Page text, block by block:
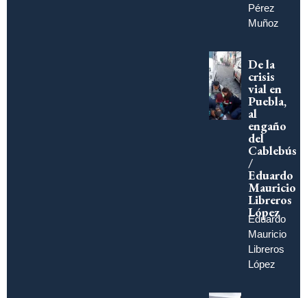
Pérez
Muñoz
De la
crisis
vial en
Puebla,
al
engaño
del
Cablebús
/
Eduardo
Mauricio
Libreros
López
Eduardo
Mauricio
Libreros
López